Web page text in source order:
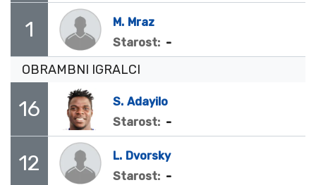
1 M. Mraz
Starost: -
OBRAMBNI IGRALCI
16 S. Adayilo
Starost: -
12 L. Dvorsky
Starost: -